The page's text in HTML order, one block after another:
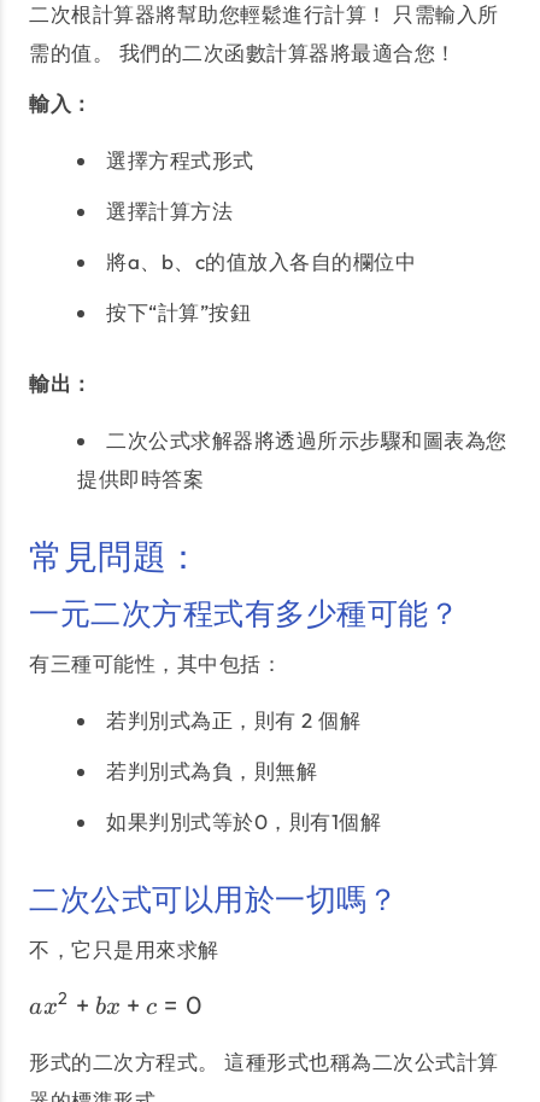
二次根計算器將幫助您輕鬆進行計算！ 只需輸入所
需的值。 我們的二次函數計算器將最適合您！
輸入：
選擇方程式形式
選擇計算方法
將a、b、c的值放入各自的欄位中
按下“計算”按鈕
輸出：
二次公式求解器將透過所示步驟和圖表為您
提供即時答案
常見問題：
一元二次方程式有多少種可能？
有三種可能性，其中包括：
若判別式為正，則有 2 個解
若判別式為負，則無解
如果判別式等於0，則有1個解
二次公式可以用於一切嗎？
不，它只是用來求解
ax2 + bx + c = 0
形式的二次方程式。 這種形式也稱為二次公式計算